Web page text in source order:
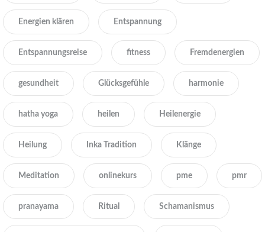
Energien klären Entspannung
Entspannungsreise fitness Fremdenergien
gesundheit Glücksgefühle harmonie
hatha yoga heilen Heilenergie
Heilung Inka Tradition Klänge
Meditation onlinekurs pme pmr
pranayama Ritual Schamanismus